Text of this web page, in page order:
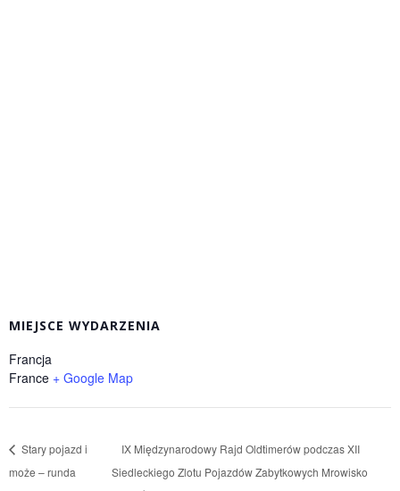
MIEJSCE WYDARZENIA
Francja
France + Google Map
Stary pojazd i
może – runda
IX Międzynarodowy Rajd Oldtimerów podczas XII
Siedleckiego Zlotu Pojazdów Zabytkowych Mrowisko